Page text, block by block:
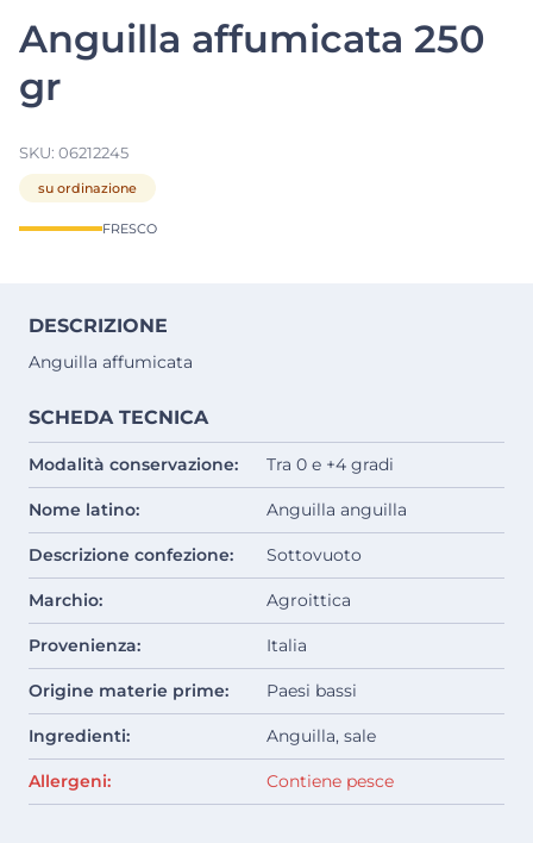
Anguilla affumicata 250
gr
SKU: 06212245
su ordinazione
FRESCO
DESCRIZIONE
Anguilla affumicata
SCHEDA TECNICA
Modalità conservazione: Tra 0 e +4 gradi
Nome latino: Anguilla anguilla
Descrizione confezione: Sottovuoto
Marchio: Agroittica
Provenienza: Italia
Origine materie prime: Paesi bassi
Ingredienti: Anguilla, sale
Allergeni: Contiene pesce